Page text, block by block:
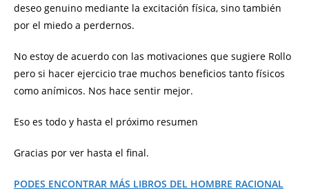
deseo genuino mediante la excitación física, sino también
por el miedo a perdernos.
No estoy de acuerdo con las motivaciones que sugiere Rollo
pero si hacer ejercicio trae muchos beneficios tanto físicos
como anímicos. Nos hace sentir mejor.
Eso es todo y hasta el próximo resumen
Gracias por ver hasta el final.
PODES ENCONTRAR MÁS LIBROS DEL HOMBRE RACIONAL